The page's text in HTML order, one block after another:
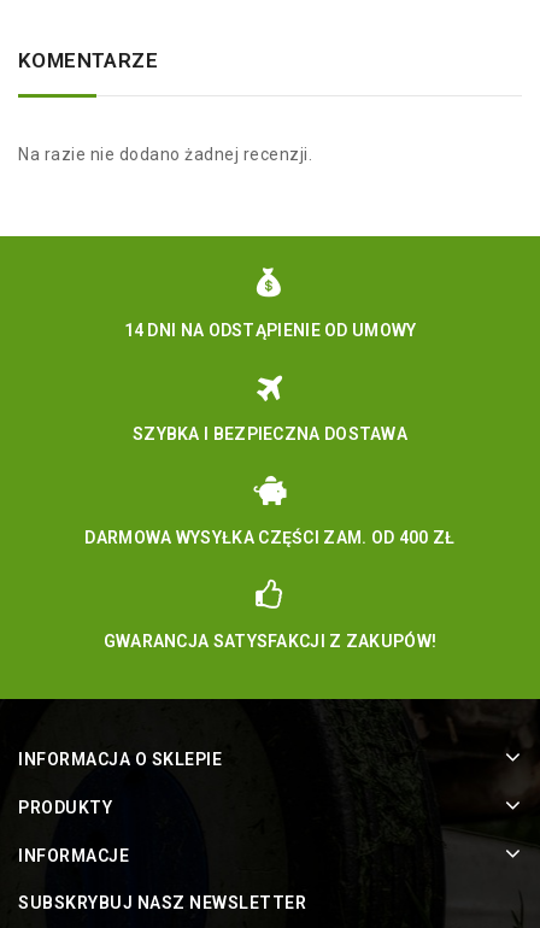
KOMENTARZE
Na razie nie dodano żadnej recenzji.
14 DNI NA ODSTĄPIENIE OD UMOWY
SZYBKA I BEZPIECZNA DOSTAWA
DARMOWA WYSYŁKA CZĘŚCI ZAM. OD 400 ZŁ
GWARANCJA SATYSFAKCJI Z ZAKUPÓW!
INFORMACJA O SKLEPIE
PRODUKTY
INFORMACJE
SUBSKRYBUJ NASZ NEWSLETTER